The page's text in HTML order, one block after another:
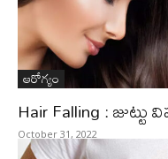
ఆరోగ్యం
Hair Falling :
October 31, 2022